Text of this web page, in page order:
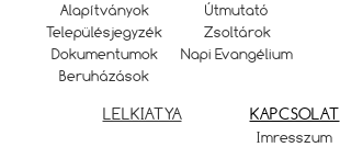
Alapítványok
Településjegyzék
Dokumentumok
Beruházások
Útmutató
Zsoltárok
Napi Evangélium
LELKIATYA KAPCSOLAT
Imresszum